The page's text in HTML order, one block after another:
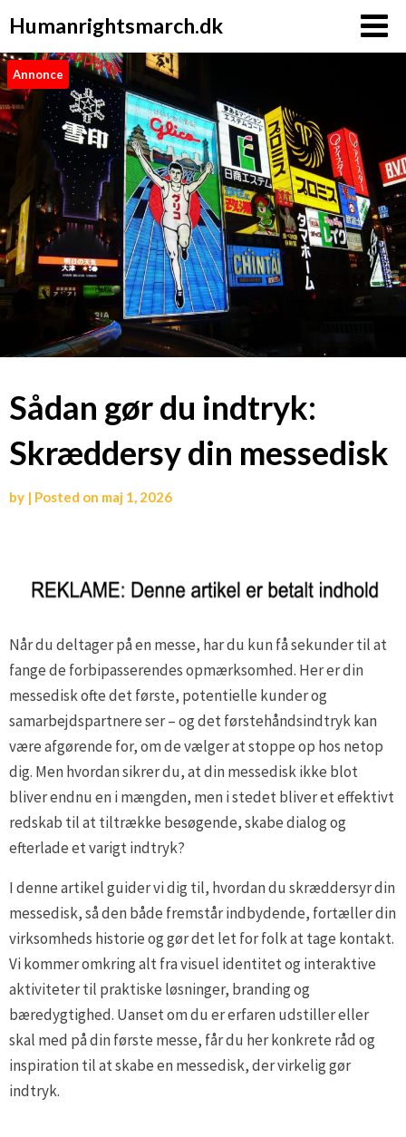
Humanrightsmarch.dk
Annonce
Sådan gør du indtryk:
Skræddersy din messedisk
by | Posted on maj 1, 2026
Når du deltager på en messe, har du kun få sekunder til at
fange de forbipasserendes opmærksomhed. Her er din
messedisk ofte det første, potentielle kunder og
samarbejdspartnere ser – og det førstehåndsindtryk kan
være afgørende for, om de vælger at stoppe op hos netop
dig. Men hvordan sikrer du, at din messedisk ikke blot
bliver endnu en i mængden, men i stedet bliver et effektivt
redskab til at tiltrække besøgende, skabe dialog og
efterlade et varigt indtryk?
I denne artikel guider vi dig til, hvordan du skræddersyr din
messedisk, så den både fremstår indbydende, fortæller din
virksomheds historie og gør det let for folk at tage kontakt.
Vi kommer omkring alt fra visuel identitet og interaktive
aktiviteter til praktiske løsninger, branding og
bæredygtighed. Uanset om du er erfaren udstiller eller
skal med på din første messe, får du her konkrete råd og
inspiration til at skabe en messedisk, der virkelig gør
indtryk.